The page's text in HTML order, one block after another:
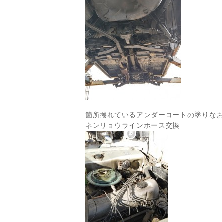
箇所捲れているアンダーコートの塗りな
ネンリョウラインホース交換